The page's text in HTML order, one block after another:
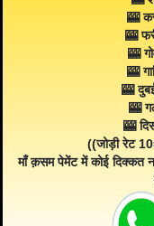
🎰
🎰
🎰
🎰
🎰
🎰
🎰
((जोड़ी रेट
माँ क़सम पेमेंट में कोई दिक्कत